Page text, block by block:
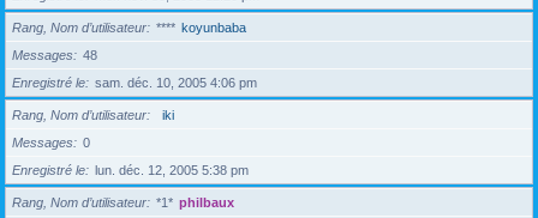
Rang, Nom d’utilisateur **** koyunbaba
Messages
48
Enregistré le
sam. déc. 10, 2005 4:06 pm
Rang, Nom d’utilisateur
iki
Messages
0
Enregistré le
lun. déc. 12, 2005 5:38 pm
Rang, Nom d’utilisateur *1* philbaux